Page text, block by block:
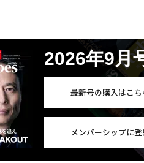
2026年9月
最新号の購入はこち
メンバーシップに